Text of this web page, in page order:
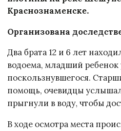
Краснознаменске.
Организована
Два брата 12 и 6 лет
водоема, младший ребенок
поскользнувшегося.
помощь, очевидцы
прыгнули в воду, чтобы
В ходе осмотра места